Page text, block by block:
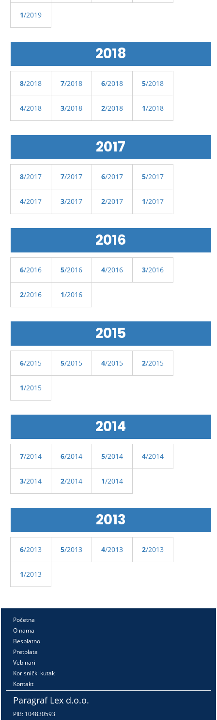
1/2019
2018
8/2018 7/2018 6/2018 5/2018
4/2018 3/2018 2/2018 1/2018
2017
8/2017 7/2017 6/2017 5/2017
4/2017 3/2017 2/2017 1/2017
2016
6/2016 5/2016 4/2016 3/2016
2/2016 1/2016
2015
6/2015 5/2015 4/2015 2/2015
1/2015
2014
7/2014 6/2014 5/2014 4/2014
3/2014 2/2014 1/2014
2013
6/2013 5/2013 4/2013 2/2013
1/2013
Početna
O nama
Besplatno
Pretplata
Vebinari
Korisnički kutak
Kontakt
Paragraf Lex d.o.o.
PIB: 104830593